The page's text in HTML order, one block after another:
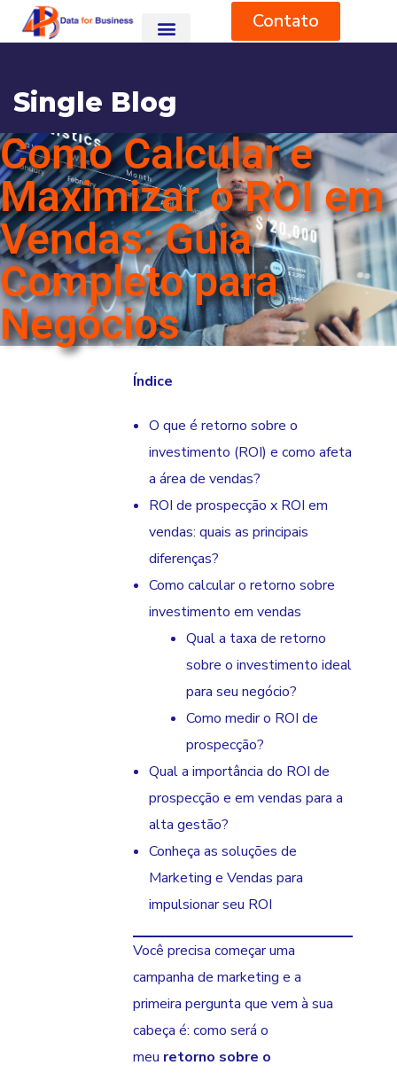
Contato
Single Blog
HOME BLOG
SEM CATEGORIA
COMO CALCULAR E MAXIMIZAR O ROI EM VENDAS: GUIA
COMPLETO PARA NEGÓCIOS
Como Calcular e
Maximizar o ROI em
Vendas: Guia
Completo para
Negócios
Índice
O que é retorno sobre o
investimento (ROI) e como afeta
a área de vendas?
ROI de prospecção x ROI em
vendas: quais as principais
diferenças?
Como calcular o retorno sobre
investimento em vendas
Qual a taxa de retorno
sobre o investimento ideal
para seu negócio?
Como medir o ROI de
prospecção?
Qual a importância do ROI de
prospecção e em vendas para a
alta gestão?
Conheça as soluções de
Marketing e Vendas para
impulsionar seu ROI
Você precisa começar uma
campanha de marketing e a
primeira pergunta que vem à sua
cabeça é: como será o
meu retorno sobre o